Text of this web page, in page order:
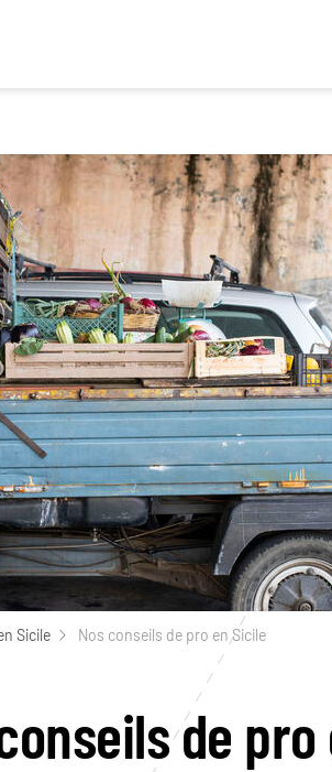
Sicile Nos conseils de pro en Sicile
de